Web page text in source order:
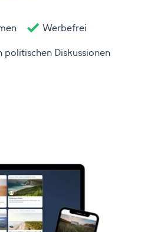
Werbefrei
politischen Diskussionen